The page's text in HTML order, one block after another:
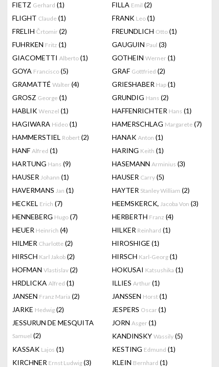
FIETZ Gerhard (1) FILLA Emil (2)
FLIGHT Claude (1) FRANK Leo (1)
FRELIH Črtomir (2) FREUNDLICH Otto (1)
FUHRKEN Fritz (1) GAUGUIN Paul (3)
GIACOMETTI Alberto (1) GOTHEIN Werner (1)
GOYA Francisco (5) GRAF Gottfried (2)
GRAMATTÉ Walter (4) GRIESHABER Hap (1)
GROSZ George (1) GRUNDIG Hans (2)
HABLIK Wenzel (1) HAFFENRICHTER Hans (1)
HAGIWARA Hideo (1) HAMERSCHLAG Margarete (7)
HAMMERSTIEL Robert (2) HANAK Anton (1)
HANF Alfred (1) HARING Keith (1)
HARTUNG Hans (9) HASEMANN Arminius (3)
HAUSER Johann (1) HAUSER Carry (5)
HAVERMANS Jan (1) HAYTER Stanley William (2)
HECKEL Erich (7) HEEMSKERCK, Jacoba Von (3)
HENNEBERG Hugo (7) HERBERTH Franz (4)
HEUER Heinrich (4) HILKER Reinhard (1)
HILMER Charlotte (2) HIROSHIGE (1)
HIRSCH Karl Jakob (2) HIRSCH Karl-Georg (1)
HOFMAN Vlastislav (2) HOKUSAI Katsushika (1)
HRDLICKA Alfred (1) ILLIES Arthur (1)
JANSEN Franz Maria (2) JANSSEN Horst (1)
JARKE Hedwig (2) JESPERS Oscar (1)
JESSURUN DE MESQUITA
Samuel (2)
JORN Asger (1)
KANDINSKY Wassily (5)
KASSAK Lajos (1) KESTING Edmund (1)
KIRCHNER Ernst Ludwig (3) KLEIN Bernhard (1)